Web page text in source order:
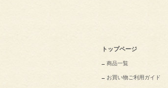
トップページ
商品一覧
お買い物ご利用ガイド